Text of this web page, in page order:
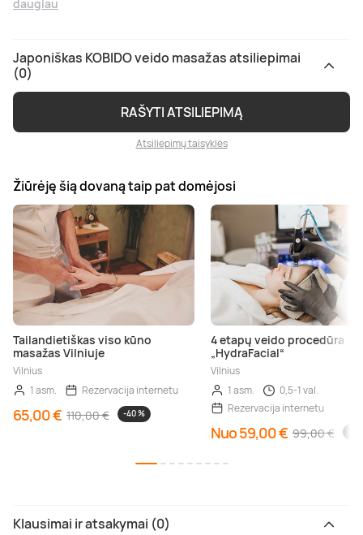
daugiau
Japoniškas KOBIDO veido masažas atsiliepimai
(0)
RAŠYTI ATSILIEPIMĄ
Atsiliepimų taisyklės
Žiūrėję šią dovaną taip pat domėjosi
Tailandietiškas viso kūno
masažas Vilniuje
Vilnius
1 asm.
Rezervacija internetu
65,00 € 110,00 € -40 %
4 etapų veido procedūra
„HydraFacial“
Vilnius
1 asm.
0,5-1 val.
Rezervacija internetu
Nuo 59,00 € 99,00 €
Klausimai ir atsakymai (0)